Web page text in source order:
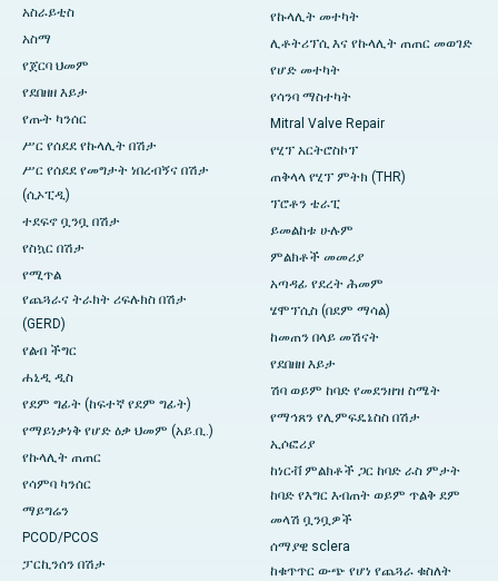
አስራይቲስ
አስማ
የጀርባ ህመም
የደበዘዘ እይታ
የጡት ካንሰር
ሥር የሰደደ የኩላሊት በሽታ
ሥር የሰደደ የመግታት ነበረብኝና በሽታ
(ሲኦፒዲ)
ተደፍኖ ቧንቧ በሽታ
የስኳር በሽታ
የሚጥል
የጨጓራና ትራክት ሪፍሉክስ በሽታ
(GERD)
የልብ ችግር
ሐኒዲ ዲስ
የደም ግፊት (ከፍተኛ የደም ግፊት)
የማይነቃነቅ የሆድ ዕቃ ህመም (አይ.ቢ.)
የኩላሊት ጠጠር
የሳምባ ካንሰር
ማይግሬን
PCOD/PCOS
ፓርኪንሰን በሽታ
የኩላሊት መተካት
ሊቶትሪፕሲ እና የኩላሊት ጠጠር መወገድ
የሆድ መተካት
የሳንባ ማስተካት
Mitral Valve Repair
የሂፕ አርትሮስኮፕ
ጠቅላላ የሂፕ ምትክ (THR)
ፕሮቶን ቴራፒ
ይመልከቱ ሁሉም
ምልክቶች መመሪያ
አጣዳፊ የደረት ሕመም
ሄሞፕሲስ (በደም ማሳል)
ከመጠን በላይ መሽናት
የደበዘዘ እይታ
ሽባ ወይም ከባድ የመደንዘዝ ስሜት
የማኅጸን የሊምፍዴኔስስ በሽታ
ኢሶፎሪያ
ከነርቭ ምልክቶች ጋር ከባድ ራስ ምታት
ከባድ የእግር እብጠት ወይም ጥልቅ ደም
መላሽ ቧንቧዎች
ሰማያዊ sclera
ከቁጥጥር ውጭ የሆነ የጨጓራ ​​​​ቁስለት